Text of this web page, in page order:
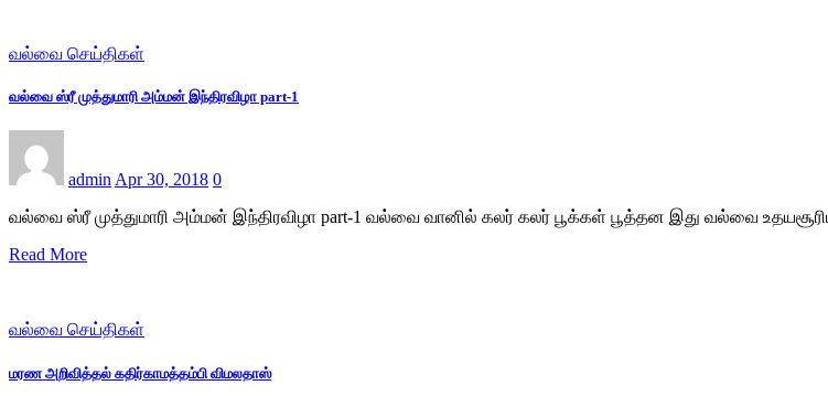
வல்வை செய்திகள்
வல்வை ஸ்ரீ முத்துமாரி அம்மன் இந்திரவிழா part-1
adminApr 30, 2018 0
வல்வை ஸ்ரீ முத்துமாரி அம்மன் இந்திரவிழா part-1 வல்வை வானில் கலர் கலர் பூக்கள் பூத்தன இது வல்வை
Read More
வல்வை செய்திகள்
மரண அறிவித்தல் கதிர்காமத்தம்பி விமலதாஸ்